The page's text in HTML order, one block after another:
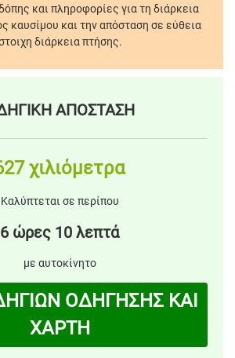
και πληροφορίες για τη διάρκεια
καυσίμου και την απόσταση σε εύθεια
διάρκεια πτήσης.
ΑΠΟΣΤΑΣΗ
χιλιόμετρα
Καλύπτεται σε περίπου
6 ώρες 10 λεπτά
με αυτοκίνητο
ΟΔΗΓΗΣΗΣ ΚΑΙ
ΧΑΡΤΗ